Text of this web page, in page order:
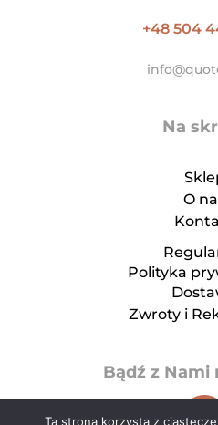
+48 504
Na
O
Polityka
Zwroty i
Bądź z Nami
Ta strona korzysta z